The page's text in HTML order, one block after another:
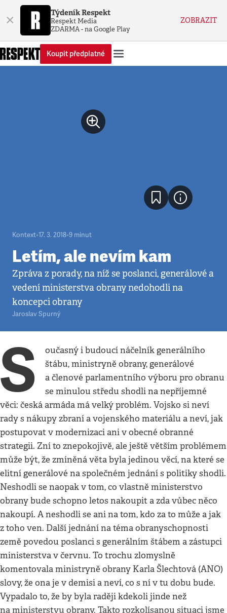
× Týdeník Respekt
Respekt Media
ZDARMA - na Google Play
ZOBRAZIT
Koupit předplatné
Kontext•17. 3. 2018•9 minut
Letím, ale nevím kam
Zpráva z porady, na níž se poslanci, generálové a
vedení ministerstva obrany nedohodli na
koncepci obrany
Jaroslav Spurný
S
oučasný i budoucí náčelník generálního
štábu, ministryně obrany, generálové
a členové parlamentního výboru pro obranu
se minulou středu shodli na nepříjemné
věci: česká armáda má velký problém. Vojsko si neví
rady s nákupy zbraní a vojenského materiálu a neví, jak
postupovat v modernizaci ani v obecné obranné
strategii. Zní to znepokojivě, ale ještě větším problémem
může být, že zmíněná věta byla jedinou věcí, na které se
elitní generálové na společném jednání s politiky shodli.
Neshodli se naopak v tom, co vlastně ministerstvo
obrany bude schopno letos nakoupit a zda vůbec něco
nakoupí. A neshodli se ani na tom, kdo za to může a jak
z toho ven. Další jednání na téma obranyschopnosti
země povedou poslanci s generálním štábem a zástupci
ministerstva v červnu. To trochu zlomyslně
komentovala ministryně obrany Karla Šlechtová (ANO)
slovy, že ona je v demisi a neví, co s ní v tu dobu bude.
Vypadalo to, že by byla raději kdekoli jinde než
na ministerstvu obrany. Takto rozkolísanou situaci jsme